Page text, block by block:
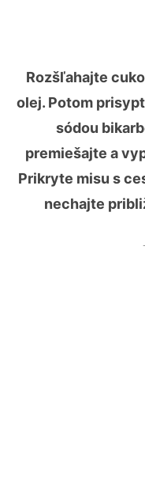
Rozšľahajte
olej. Potom
sódou
premiešajte a
Prikryte misu s
nechajte